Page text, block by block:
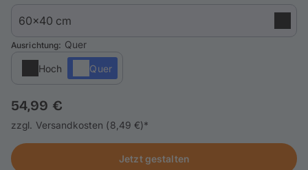
Anlässe
Service
Anmelden / Registrieren
Reisekollektion
Ausrichtung: Quer
Hoch Quer
54,99 €
zzgl. Versandkosten (8,49 €)*
Jetzt gestalten